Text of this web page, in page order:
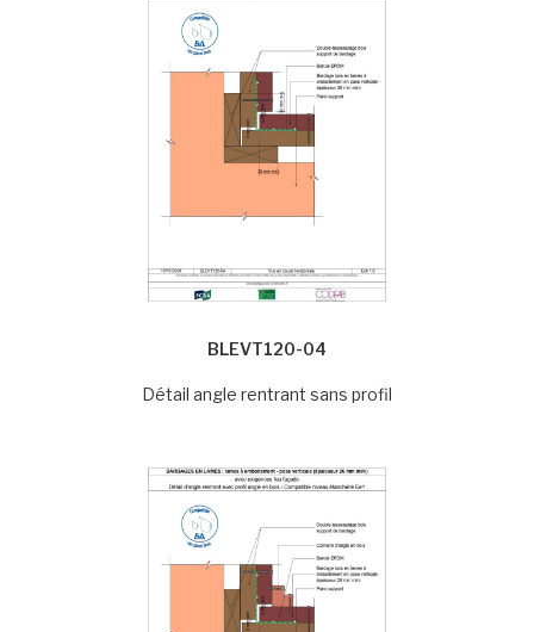
BLEVT120-04
Détail angle rentrant sans profil